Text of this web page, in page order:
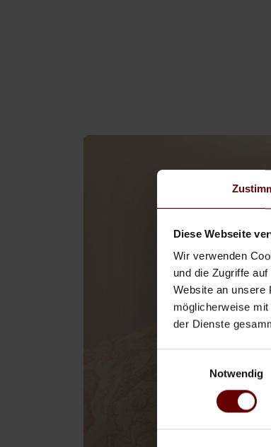
Diese Webseite
Wir verwenden
und die Zugriffe
Website an unsere
möglicherweise
der Dienste
Notwendig